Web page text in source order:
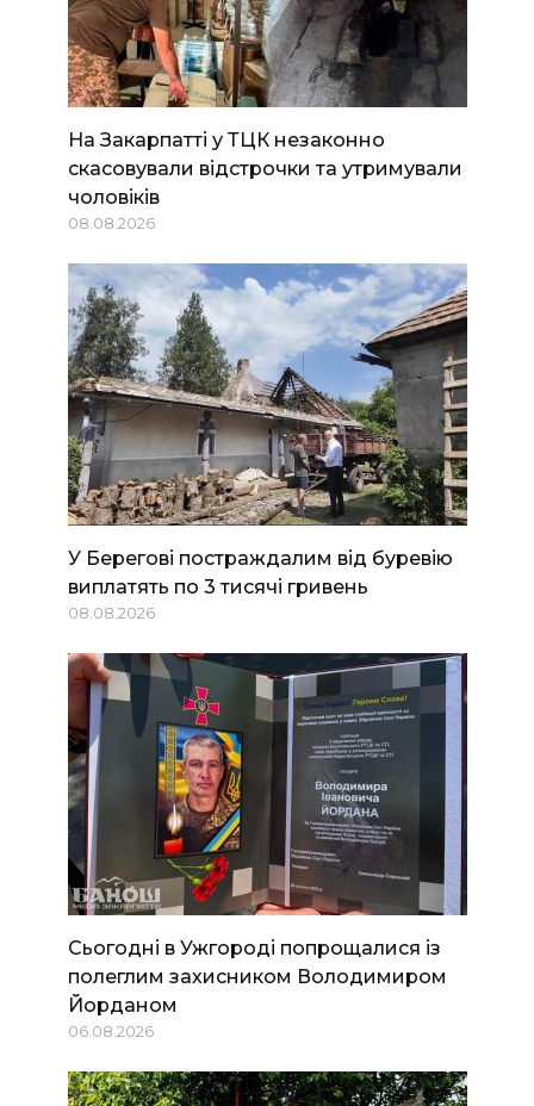
На Закарпатті у ТЦК незаконно
скасовували відстрочки та утримували
чоловіків
08.08.2026
У Берегові постраждалим від буревію
виплатять по 3 тисячі гривень
08.08.2026
Сьогодні в Ужгороді попрощалися із
полеглим захисником Володимиром
Йорданом
06.08.2026